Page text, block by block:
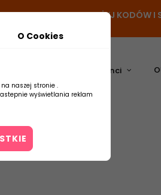
DO KOSZYKA, UŻYJ KODÓW I
Producenci
O Cookies
naszej stronie .
wyświetlania reklam